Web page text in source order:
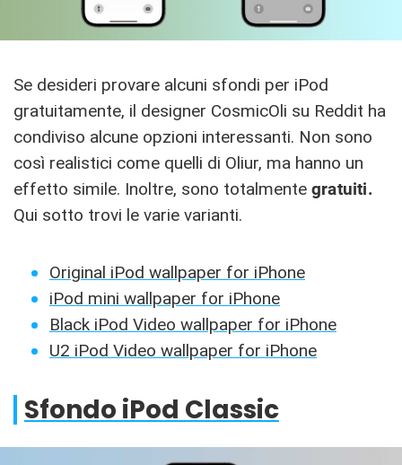
Se desideri provare alcuni sfondi per iPod
gratuitamente, il designer CosmicOli su Reddit ha
condiviso alcune opzioni interessanti. Non sono
così realistici come quelli di Oliur, ma hanno un
effetto simile. Inoltre, sono totalmente gratuiti.
Qui sotto trovi le varie varianti.
Original iPod wallpaper for iPhone
iPod mini wallpaper for iPhone
Black iPod Video wallpaper for iPhone
U2 iPod Video wallpaper for iPhone
Sfondo iPod Classic